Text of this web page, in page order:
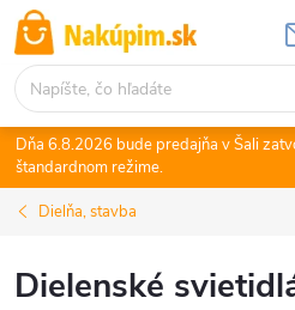
Prejsť
na
obsah
Dňa 6.8.2026 bude predajňa v Šali
štandardnom režime.
Dielňa, stavba
Dielenské